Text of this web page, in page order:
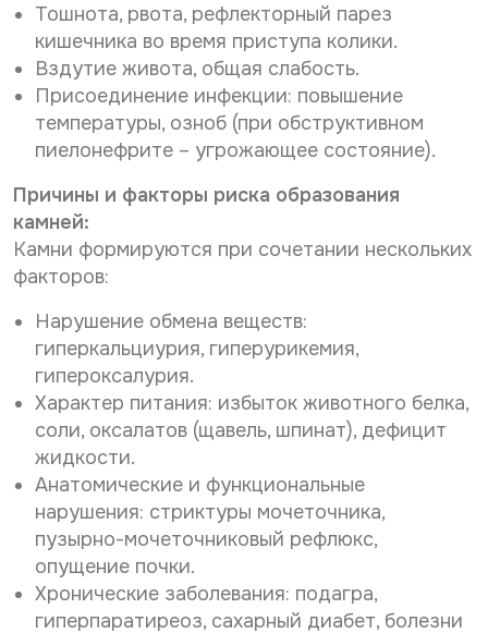
Тошнота, рвота, рефлекторный парез
кишечника во время приступа колики.
Вздутие живота, общая слабость.
Присоединение инфекции: повышение
температуры, озноб (при обструктивном
пиелонефрите – угрожающее состояние).
Причины и факторы риска образования
камней:
Камни формируются при сочетании нескольких
факторов:
Нарушение обмена веществ:
гиперкальциурия, гиперурикемия,
гипероксалурия.
Характер питания: избыток животного белка,
соли, оксалатов (щавель, шпинат), дефицит
жидкости.
Анатомические и функциональные
нарушения: стриктуры мочеточника,
пузырно-мочеточниковый рефлюкс,
опущение почки.
Хронические заболевания: подагра,
гиперпаратиреоз, сахарный диабет, болезни